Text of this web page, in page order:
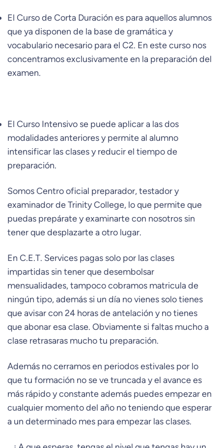
El Curso de Corta Duración es para aquellos alumnos
que ya disponen de la base de gramática y
vocabulario necesario para el C2. En este curso nos
concentramos exclusivamente en la preparación del
examen.
El Curso Intensivo se puede aplicar a las dos
modalidades anteriores y permite al alumno
intensificar las clases y reducir el tiempo de
preparación.
Somos Centro oficial preparador, testador y
examinador de Trinity College, lo que permite que
puedas prepárate y examinarte con nosotros sin
tener que desplazarte a otro lugar.
En C.E.T. Services pagas solo por las clases
impartidas sin tener que desembolsar
mensualidades, tampoco cobramos matricula de
ningún tipo, además si un día no vienes solo tienes
que avisar con 24 horas de antelación y no tienes
que abonar esa clase. Obviamente si faltas mucho a
clase retrasaras mucho tu preparación.
Además no cerramos en periodos estivales por lo
que tu formación no se ve truncada y el avance es
más rápido y constante además puedes empezar en
cualquier momento del año no teniendo que esperar
a un determinado mes para empezar las clases.